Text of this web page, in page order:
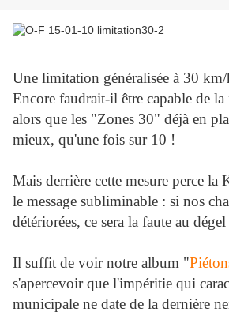
Une limitation généralisée à 30
Encore faudrait-il être capable de la
alors que les "Zones 30" déjà en
mieux, qu'une fois sur 10 !
Mais derrière cette mesure perce la
le message subliminable : si nos
détériorées, ce sera la faute au
Il suffit de voir notre album "
s'apercevoir que l'impéritie qui
municipale ne date de la dernière